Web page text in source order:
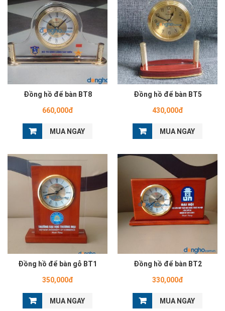
Đồng hồ để bàn BT8
660,000đ
MUA NGAY
Đồng hồ để bàn BT5
430,000đ
MUA NGAY
Đồng hồ để bàn gỗ BT1
350,000đ
MUA NGAY
Đồng hồ để bàn BT2
330,000đ
MUA NGAY